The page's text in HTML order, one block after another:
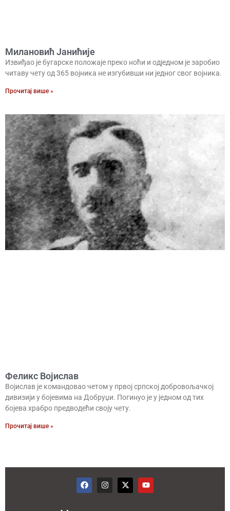
Милановић Јанићије
Извиђао је бугарске положаје преко ноћи и одједном је заробио
читаву чету од 365 војника не изгубивши ни једног свог војника.
Прочитај више »
Феликс Војислав
Војислав је командовао четом у првој српској добровољачкој
дивизији у бојевима на Добруџи. Погинуо је у једном од тих
бојева храбро предводећи своју чету.
Прочитај више »